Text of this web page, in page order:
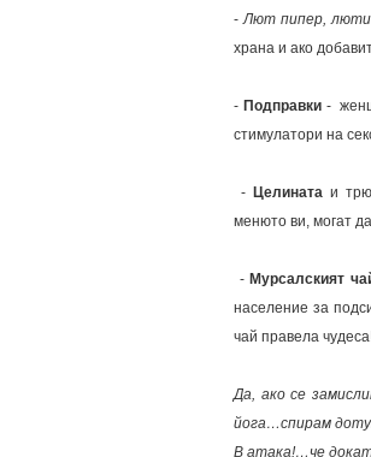
-Лют пипер, люти
храна и ако
- Подправки -
стимулатори на
- Целинатаи
менюто ви, могат
- Мурсалският
население за
чай правела
Да, ако се
йога…спирам
В атака!…че